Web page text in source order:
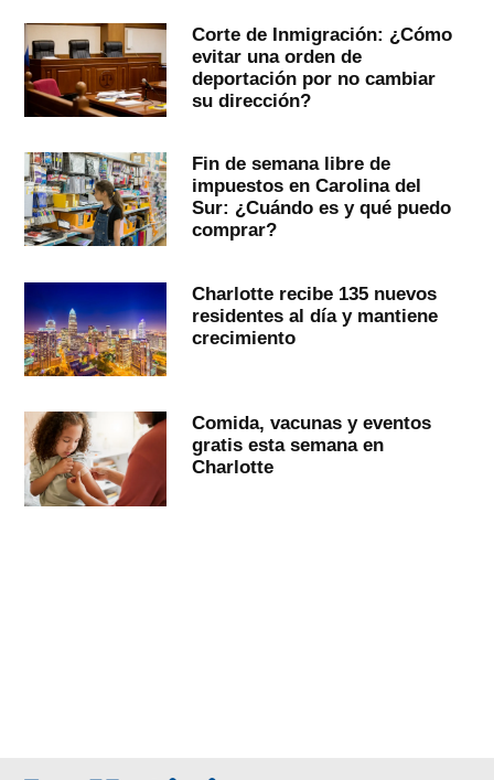
Corte de Inmigración: ¿Cómo
evitar una orden de
deportación por no cambiar
su dirección?
Fin de semana libre de
impuestos en Carolina del
Sur: ¿Cuándo es y qué puedo
comprar?
Charlotte recibe 135 nuevos
residentes al día y mantiene
crecimiento
Comida, vacunas y eventos
gratis esta semana en
Charlotte